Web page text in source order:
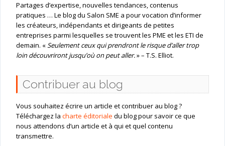
Partages d’expertise, nouvelles tendances, contenus
pratiques … Le blog du Salon SME a pour vocation d’informer
les créateurs, indépendants et dirigeants de petites
entreprises parmi lesquelles se trouvent les PME et les ETI de
demain. «Seulement ceux qui prendront le risque d’aller trop
loin découvriront jusqu’où on peut aller.» – T.S. Elliot.
Contribuer au blog
Vous souhaitez écrire un article et contribuer au blog ?
Téléchargez la charte éditoriale du blog pour savoir ce que
nous attendons d’un article et à qui et quel contenu
transmettre.